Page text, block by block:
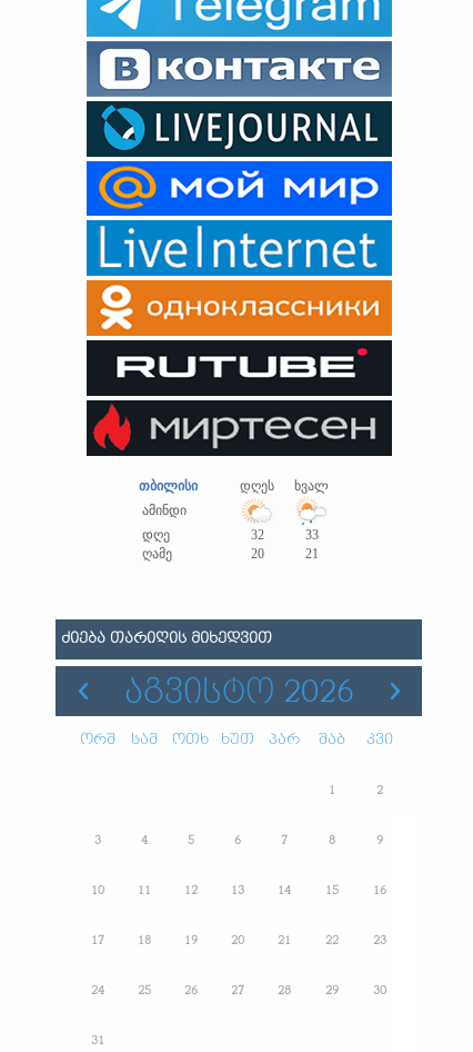
თბილისი დღეს
ხვალ
ამინდი
დღე
32
33
ღამე
20 21
ᲫᲘᲔᲑᲐ ᲗᲐᲠᲘᲦᲘᲡ ᲛᲘᲮᲔᲓᲕᲘᲗ
ᲐᲒᲕᲘᲡᲢᲝ 2026
ორშ სამ ოთხ ხუთ პარ შაბ კვი
1 2
3 4 5 6 7 8 9
10 11 12 13 14 15 16
17 18 19 20 21 22 23
24 25 26 27 28 29 30
31